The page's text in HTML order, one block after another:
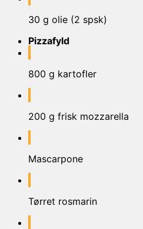
30 g olie (2 spsk)
Pizzafyld
800 g kartofler
200 g frisk mozzarella
Mascarpone
Tørret rosmarin